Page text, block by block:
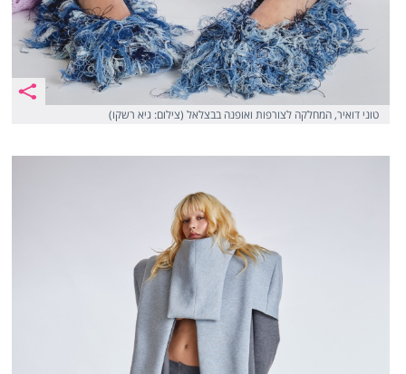
טוני דואיר, המחלקה לצורפות ואופנה בבצלאל (צילום: גיא רשקו)